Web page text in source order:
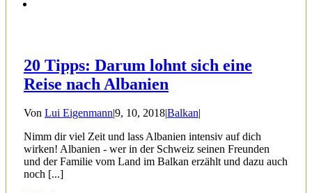
20 Tipps: Darum lohnt sich eine
Reise nach Albanien
Von Lui Eigenmann|9, 10, 2018|Balkan|
Nimm dir viel Zeit und lass Albanien intensiv auf dich
wirken! Albanien - wer in der Schweiz seinen Freunden
und der Familie vom Land im Balkan erzählt und dazu auch
noch [...]